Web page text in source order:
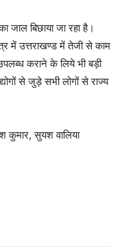
जाल बिछाया जा रहा है।
में उत्तराखण्ड में तेजी से काम
कराने के लिये भी बड़ी
से जुड़े सभी लोगों से राज्य
कुमार, सुयश वालिया